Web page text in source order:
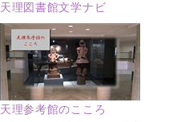
天理図書館文学ナビ
天理参考館のこころ